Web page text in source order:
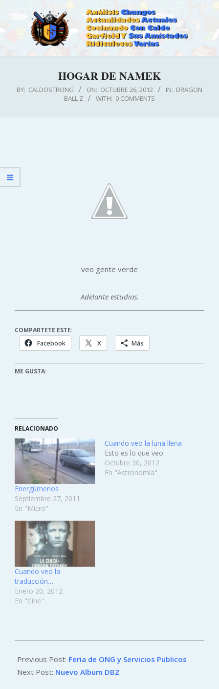
CALDOSTRONG.COM
Menu
HOGAR DE NAMEK
BY: CALDOSTRONG ON: OCTUBRE 26, 2012 IN: DRAGON
BALL Z
WITH: 0 COMMENTS
veo gente verde
Adelante estudios.
COMPARTETE ESTE:
Facebook X Más
ME GUSTA:
RELACIONADO
Energúmenos
Septiembre 27, 2011
En "Micro"
Cuando veo la luna llena
Esto es lo que veo:
Octubre 30, 2012
En "Astronomía"
Cuando veo la
traducción…
Enero 20, 2012
En "Cine"
10-
26
Previous Post: Feria de ONG y Servicios Publicos
Next Post: Nuevo Album DBZ